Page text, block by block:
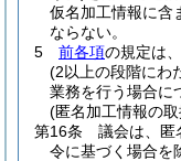
仮名加工情報に含
ならない。
5
前各項の規定は
(2以上の段階にわ
業務を行う場合に
(匿名加工情報の
第16条
議会は、匿
令に基づく場合を